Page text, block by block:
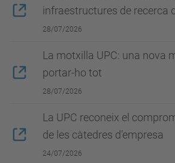
infraestructures de recerca
28/07/2026
La motxilla UPC: una nova
portar-ho tot
28/07/2026
La UPC reconeix el
de les càtedres d’empresa
24/07/2026